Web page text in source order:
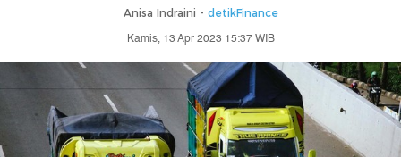
Anisa Indraini - detikFinance
Kamis, 13 Apr 2023 15:37 WIB